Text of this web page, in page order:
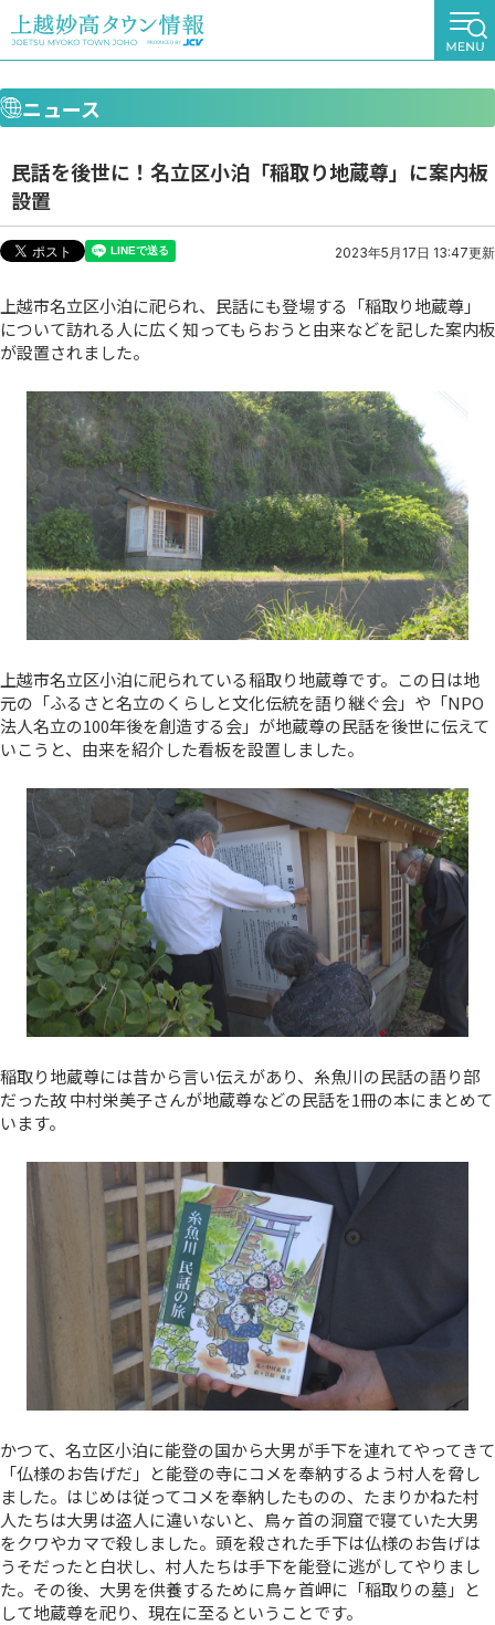
ニュース
民話を後世に！名立区小泊「稲取り地蔵尊」に案内板
設置
2023年5月17日 13:47更新
上越市名立区小泊に祀られ、民話にも登場する「稲取り地蔵尊」
について訪れる人に広く知ってもらおうと由来などを記した案内板
が設置されました。
上越市名立区小泊に祀られている稲取り地蔵尊です。この日は地
元の「ふるさと名立のくらしと文化伝統を語り継ぐ会」や「NPO
法人名立の100年後を創造する会」が地蔵尊の民話を後世に伝えて
いこうと、由来を紹介した看板を設置しました。
稲取り地蔵尊には昔から言い伝えがあり、糸魚川の民話の語り部
だった故 中村栄美子さんが地蔵尊などの民話を1冊の本にまとめて
います。
かつて、名立区小泊に能登の国から大男が手下を連れてやってきて
「仏様のお告げだ」と能登の寺にコメを奉納するよう村人を脅し
ました。はじめは従ってコメを奉納したものの、たまりかねた村
人たちは大男は盗人に違いないと、鳥ヶ首の洞窟で寝ていた大男
をクワやカマで殺しました。頭を殺された手下は仏様のお告げは
うそだったと白状し、村人たちは手下を能登に逃がしてやりまし
た。その後、大男を供養するために鳥ヶ首岬に「稲取りの墓」と
して地蔵尊を祀り、現在に至るということです。